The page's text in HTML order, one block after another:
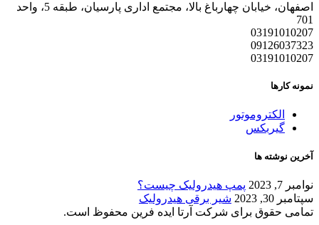
اصفهان، خیابان چهارباغ بالا، مجتمع اداری پارسیان، طبقه 5، واحد
701
03191010207
09126037323
03191010207
نمونه کارها
الکتروموتور
گیربکس
آخرین نوشته ها
نوامبر 7, 2023
پمپ هیدرولیک چیست؟
سپتامبر 30, 2023
شیر برقی هیدرولیک
تمامی حقوق برای شرکت آرتا ایده فرین محفوظ است.